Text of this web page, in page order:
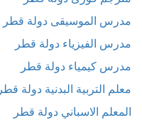
مدرس الموسيقى دولة قطر
مدرس الفيزياء دولة قطر
مدرس كيمياء دولة قطر
معلم التربية البدنية دولة قطر
المعلم الاسباني دولة قطر